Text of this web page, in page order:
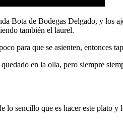
Bota de Bodegas Delgado, y los
también el laurel.
para que se asienten, entonces
en la olla, pero siempre
lo sencillo que es hacer este plato y